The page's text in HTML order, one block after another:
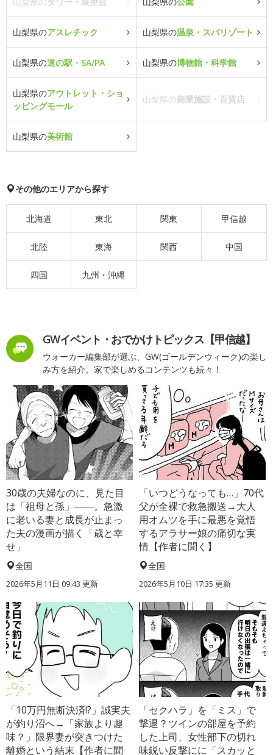
山梨県のアスレチック 山梨県の温泉・スパリゾート
山梨県の道の駅・SA/PA 山梨県の博物館・科学館
山梨県のアウトレット・ショ
ッピングモール
山梨県の商業施設・百貨店
山梨県の美術館
その他のエリアから探す
北海道 東北 関東 甲信越
北陸 東海 関西 中国
四国 九州・沖縄
GWイベント・おでかけトピックス【甲信越】
ウォーカー編集部が選ぶ、GW(ゴールデンウィーク)の楽し
み方を紹介。家で楽しめるコンテンツも続々！
30歳の夫婦なのに、見た目
は「祖母と孫」――。急激
に老いる妻と成長が止まっ
た夫の漫画が描く「歳と幸
せ」
全国
2026年5月11日 09:43 更新
「いつどうなっても…」70代
父が全裸で救急搬送→大人
用オムツを手に最悪を覚悟
するアラサー娘の痛切な実
情【作者に聞く】
全国
2026年5月10日 17:35 更新
「10万円無断決済!?」誠実夫
が釣り沼へ→「家族より趣
味？」限界妻が突きつけた
離婚という結末【作者に聞
「セクハラ」を「ミス」で
撃退？ツインの部屋を予約
した上司、女性部下の切れ
味鋭い反撃にに「スカッと